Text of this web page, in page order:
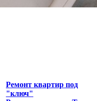
Ремонт квартир под
"ключ"